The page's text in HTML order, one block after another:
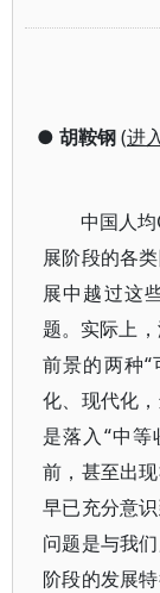
● 胡鞍钢(进
中国人
展阶段的各
展中越过这
题。实际上
前景的两种
化、现代化
是落入“中
前，甚至出
早已充分意
问题是与我
阶段的发展